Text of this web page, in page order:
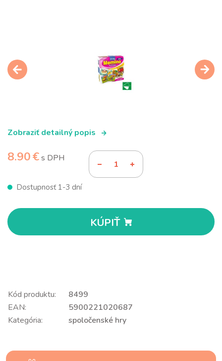
Zobraziť detailný popis
8.90 €s DPH
Dostupnosť 1-3 dní
KÚPIŤ
Kód produktu:
8499
EAN:
5900221020687
Kategória:
spoločenské hry